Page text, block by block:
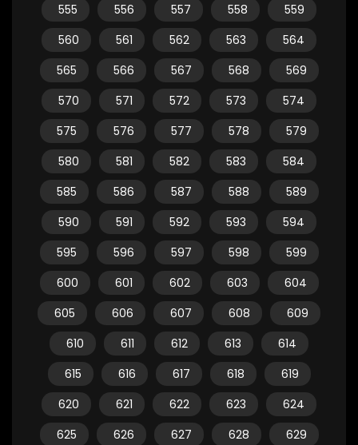
555
556 557 558
559
560
561 562 563
564
565
566 567 568
569
570
571 572 573
574
575
576 577 578
579
580
581 582 583
584
585
586 587 588
589
590
591 592 593
594
595
596 597 598
599
600
601 602 603
604
605
606 607 608
609
610
611 612 613
614
615
616 617 618
619
620
621 622 623
624
625
626 627 628
629